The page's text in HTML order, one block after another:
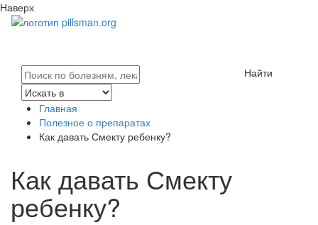
Наверх
Найти
Главная
Полезное о препаратах
Как давать Смекту ребенку?
Как давать Смекту
ребенку?